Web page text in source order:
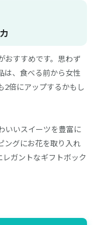
おすすめです。思わず
は、食べる前から女性
2倍にアップするかもし
いいスイーツを豊富に
ングにお花を取り入れ
レガントなギフトボック